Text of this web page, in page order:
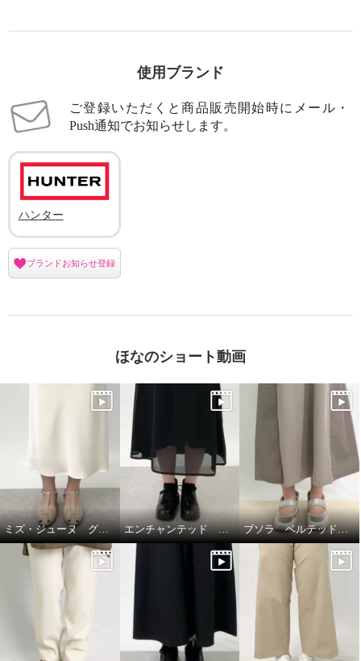
使用ブランド
ご登録いただくと商品販売開始時にメール・
Push通知でお知らせします。
ハンター
ブランドお知らせ登録
ほなのショート動画
ミズ・ジューヌ グルカデザイン ローヒールシューズ☆ エンチャンテッド ウェッジヒールスニーカー☆ ブソラ ベルテッドスニーカー☆